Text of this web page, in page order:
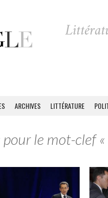
ARCHIVES LITTÉRATURE
le mot-clef